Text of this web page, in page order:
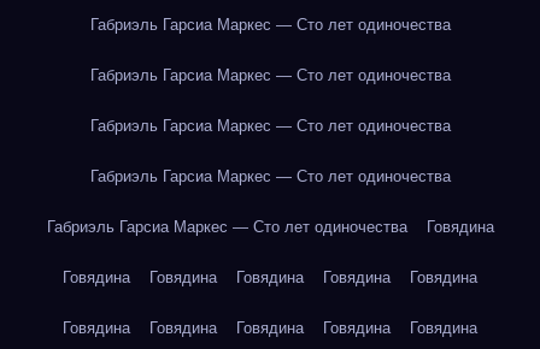
Габриэль Гарсиа Маркес — Сто лет одиночества
Габриэль Гарсиа Маркес — Сто лет одиночества
Габриэль Гарсиа Маркес — Сто лет одиночества
Габриэль Гарсиа Маркес — Сто лет одиночества
Габриэль Гарсиа Маркес — Сто лет одиночества Говядина
Говядина Говядина Говядина Говядина Говядина
Говядина Говядина Говядина Говядина Говядина